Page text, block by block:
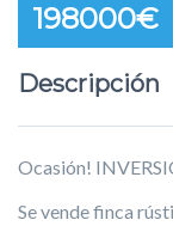
198000€
Descripción
Ocasión!
Se vende finca